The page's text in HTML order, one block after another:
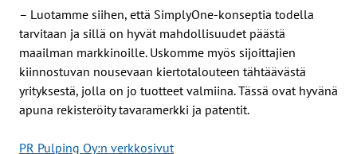
– Luotamme siihen, että SimplyOne-konseptia todella
tarvitaan ja sillä on hyvät mahdollisuudet päästä
maailman markkinoille. Uskomme myös sijoittajien
kiinnostuvan nousevaan kiertotalouteen tähtäävästä
yrityksestä, jolla on jo tuotteet valmiina. Tässä ovat hyvänä
apuna rekisteröity tavaramerkki ja patentit.
PR Pulping Oy:n verkkosivut